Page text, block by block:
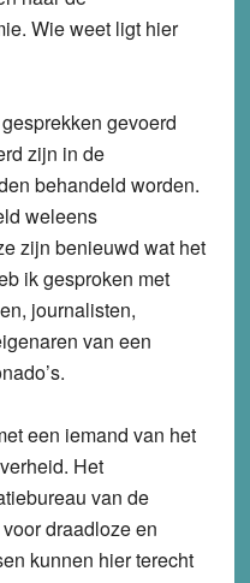
Wie weet ligt hier
gevoerd
zijn in de
behandeld worden.
weleens
zijn benieuwd wat het
ik gesproken met
journalisten,
van een
een iemand van het
Het
van de
draadloze en
kunnen hier terecht